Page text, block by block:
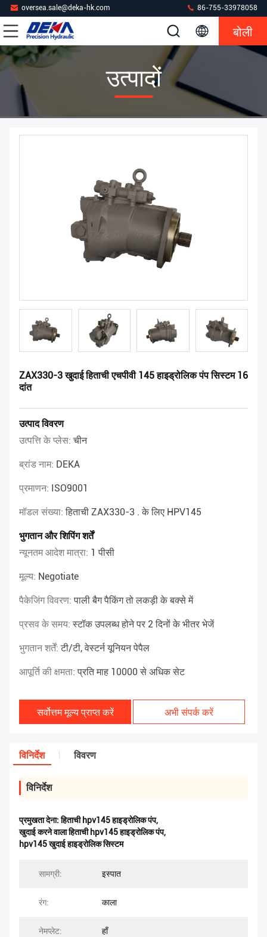
oversea.sale@deka-hk.com 86-755-33978058
बोली
उत्पादों
ZAX330-3 खुदाई हिताची एचपीवी 145 हाइड्रोलिक पंप सिस्टम 16
दांत
उत्पाद विवरण
उत्पत्ति के प्लेस:चीन
ब्रांड नाम: DEKA
प्रमाणन: ISO9001
मॉडल संख्या:हिताची ZAX330-3 . के लिए HPV145
भुगतान और शिपिंग शर्तें
न्यूनतम आदेश मात्रा: 1 पीसी
मूल्य: Negotiate
पैकेजिंग विवरण:पाली बैग पैकिंग तो लकड़ी के बक्से में
प्रसव के समय:स्टॉक उपलब्ध होने पर 2 दिनों के भीतर भेजें
भुगतान शर्तें:टी/टी, वेस्टर्न यूनियन पेपैल
आपूर्ति की क्षमता:प्रति माह 10000 से अधिक सेट
सर्वोत्तम मूल्य प्राप्त करें अभी संपर्क करें
विनिर्देश विवरण
विनिर्देश
प्रमुखता देना:हिताची hpv145 हाइड्रोलिक पंप,
खुदाई करने वाला हिताची hpv145 हाइड्रोलिक पंप,
hpv145 खुदाई हाइड्रोलिक सिस्टम
सामग्री: इस्पात
रंग: काला
नेमप्लेट: हाँ